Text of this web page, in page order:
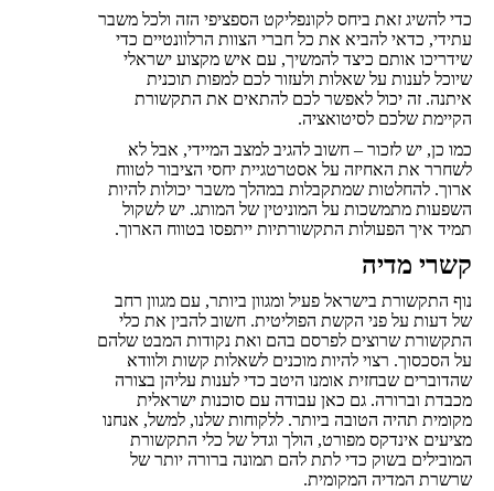
כדי להשיג זאת ביחס לקונפליקט הספציפי הזה ולכל משבר
עתידי, כדאי להביא את כל חברי הצוות הרלוונטיים כדי
שידריכו אותם כיצד להמשיך, עם איש מקצוע ישראלי
שיוכל לענות על שאלות ולעזור לכם למפות תוכנית
איתנה. זה יכול לאפשר לכם להתאים את התקשורת
הקיימת שלכם לסיטואציה.
כמו כן, יש לזכור – חשוב להגיב למצב המיידי, אבל לא
לשחרר את האחיזה על אסטרטגיית יחסי הציבור לטווח
ארוך. להחלטות שמתקבלות במהלך משבר יכולות להיות
השפעות מתמשכות על המוניטין של המותג. יש לשקול
תמיד איך הפעולות התקשורתיות ייתפסו בטווח הארוך.
קשרי מדיה
נוף התקשורת בישראל פעיל ומגוון ביותר, עם מגוון רחב
של דעות על פני הקשת הפוליטית. חשוב להבין את כלי
התקשורת שרוצים לפרסם בהם ואת נקודות המבט שלהם
על הסכסוך. רצוי להיות מוכנים לשאלות קשות ולוודא
שהדוברים שבחזית אומנו היטב כדי לענות עליהן בצורה
מכבדת וברורה. גם כאן עבודה עם סוכנות ישראלית
מקומית תהיה הטובה ביותר. ללקוחות שלנו, למשל, אנחנו
מציעים אינדקס מפורט, הולך וגדל של כלי התקשורת
המובילים בשוק כדי לתת להם תמונה ברורה יותר של
שרשרת המדיה המקומית.